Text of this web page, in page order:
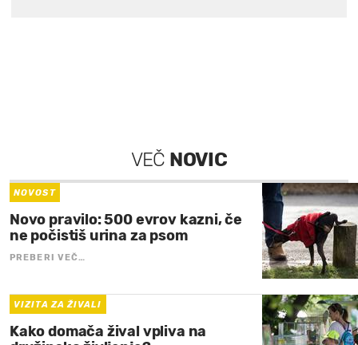
VEČ NOVIC
NOVOST
Novo pravilo: 500 evrov kazni, če
ne počistiš urina za psom
PREBERI VEČ…
VIZITA ZA ŽIVALI
Kako domača žival vpliva na